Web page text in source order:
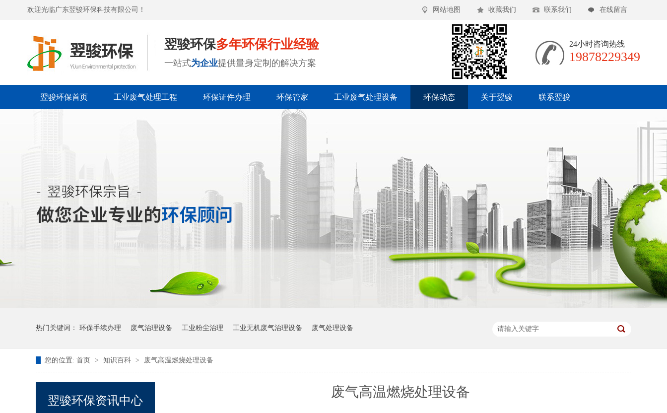
网站地图 收藏我们 联系我们 在线留言
欢迎光临广东翌骏环保科技有限公司！
翌骏环保多年环保行业经验
一站式为企业提供量身定制的解决方案
24小时咨询热线
19878229349
翌骏环保首页 工业废气处理工程 环保证件办理 环保管家 工业废气处理设备 环保动态 关于翌骏 联系翌骏
热门关键词： 环保手续办理 废气治理设备 工业粉尘治理 工业无机废气治理设备 废气处理设备
您的位置: 首页 > 知识百科 > 废气高温燃烧处理设备
废气高温燃烧处理设备
翌骏环保资讯中心